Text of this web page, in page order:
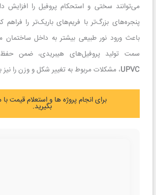
می‌توانند سختی و استحکام پروفیل را افزایش
پنجره‌های بزرگ‌تر با فریم‌های باریک‌تر را فراهم
باعث ورود نور طبیعی بیشتر به داخل ساختمان
سمت تولید پروفیل‌های هیبریدی، ضمن حفظ
UPVC، مشکلات مربوط به تغییر شکل و وزن را
برای انجام پروژه ها و استعلام قیمت
بگیرید.